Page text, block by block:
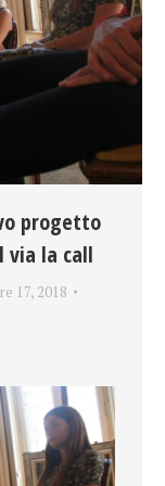
progetto
via la call
17, 2018